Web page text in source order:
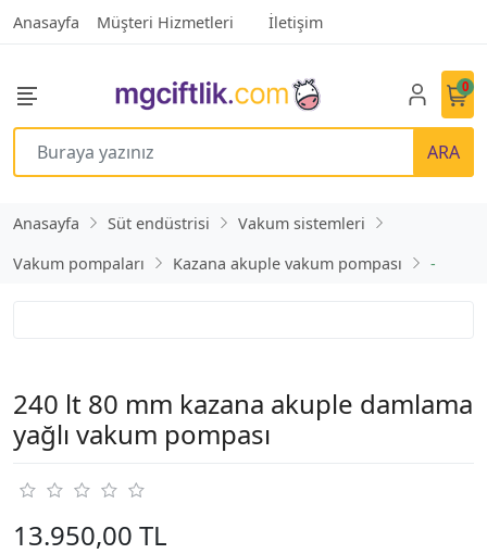
Anasayfa Müşteri Hizmetleri İletişim
ARA
0
Anasayfa Süt endüstrisi
Vakum sistemleri
Vakum pompaları
Kazana akuple vakum pompası -
240 lt 80 mm kazana akuple damlama
yağlı vakum pompası
13.950,00 TL